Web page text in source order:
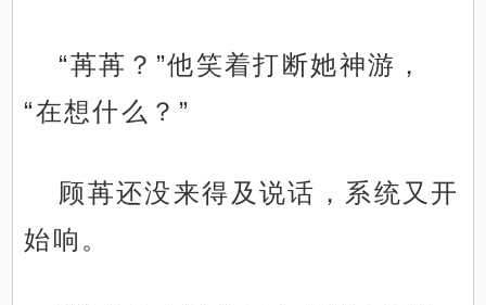
“苒苒？”他笑着打断她神游，
“在想什么？”
顾苒还没来得及说话，系统又开
始响。